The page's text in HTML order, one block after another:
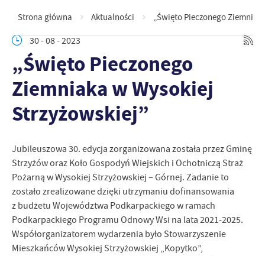
Strona główna Aktualności
„Święto Pieczonego
30 - 08 - 2023
„Święto Pieczonego
Ziemniaka w Wysokiej
Strzyżowskiej”
Jubileuszowa 30. edycja zorganizowana została przez Gminę
Strzyżów oraz Koło Gospodyń Wiejskich i Ochotniczą Straż
Pożarną w Wysokiej Strzyżowskiej – Górnej. Zadanie to
zostało zrealizowane dzięki utrzymaniu dofinansowania
z budżetu Województwa Podkarpackiego w ramach
Podkarpackiego Programu Odnowy Wsi na lata 2021-2025.
Współorganizatorem wydarzenia było Stowarzyszenie
Mieszkańców Wysokiej Strzyżowskiej „Kopytko”,